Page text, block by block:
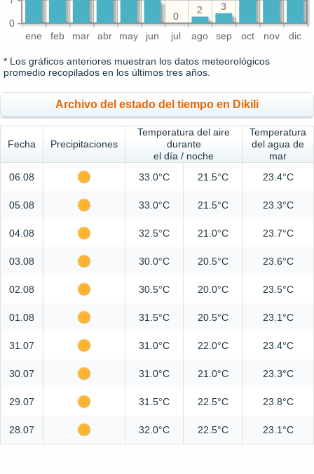
ene feb mar abr may jun jul ago sep oct nov dic
0
3
2
0
* Los gráficos anteriores muestran los datos meteorológicos
promedio recopilados en los últimos tres años.
Archivo del estado del tiempo en Dikili
Fecha Precipitaciones
Temperatura del aire
durante
el día / noche
Temperatura
del agua de
mar
06.08
33.0°C 21.5°C 23.4°C
05.08 33.0°C 21.5°C 23.3°C
04.08 32.5°C 21.0°C 23.7°C
03.08 30.0°C 20.5°C 23.6°C
02.08 30.5°C 20.0°C 23.5°C
01.08 31.5°C 20.5°C 23.1°C
31.07 31.0°C 22.0°C 23.4°C
30.07 31.0°C 21.0°C 23.3°C
29.07 31.5°C 22.5°C 23.8°C
28.07 32.0°C 22.5°C 23.1°C